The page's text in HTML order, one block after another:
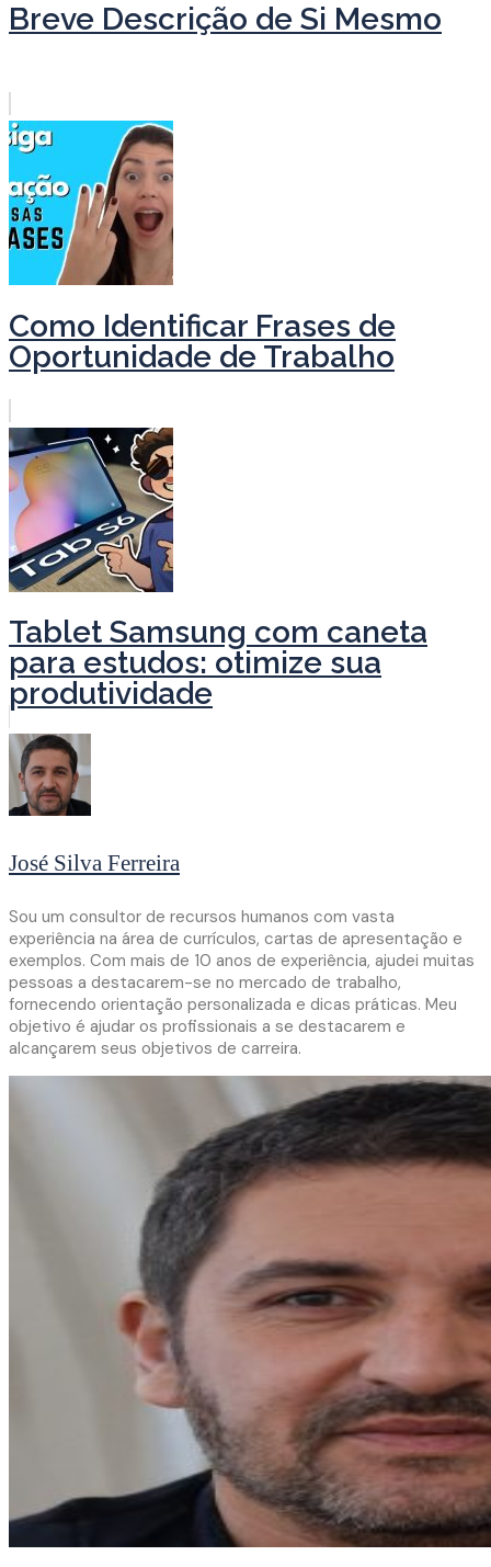
Breve Descrição de Si Mesmo
Como Identificar Frases de
Oportunidade de Trabalho
Tablet Samsung com caneta
para estudos: otimize sua
produtividade
José Silva Ferreira
Sou um consultor de recursos humanos com vasta
experiência na área de currículos, cartas de apresentação e
exemplos. Com mais de 10 anos de experiência, ajudei muitas
pessoas a destacarem-se no mercado de trabalho,
fornecendo orientação personalizada e dicas práticas. Meu
objetivo é ajudar os profissionais a se destacarem e
alcançarem seus objetivos de carreira.